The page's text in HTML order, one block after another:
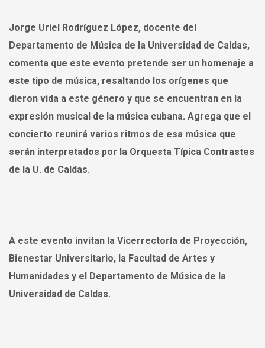
Jorge Uriel Rodríguez López, docente del
Departamento de Música de la Universidad de Caldas,
comenta que este evento pretende ser un homenaje a
este tipo de música, resaltando los orígenes que
dieron vida a este género y que se encuentran en la
expresión musical de la música cubana. Agrega que el
concierto reunirá varios ritmos de esa música que
serán interpretados por la Orquesta Típica Contrastes
de la U. de Caldas.
A este evento invitan la Vicerrectoría de Proyección,
Bienestar Universitario, la Facultad de Artes y
Humanidades y el Departamento de Música de la
Universidad de Caldas.